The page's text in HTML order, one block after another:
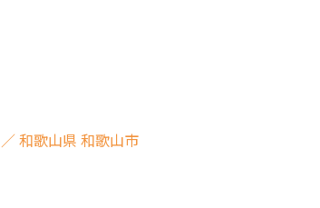
／ 和歌山県 和歌山市